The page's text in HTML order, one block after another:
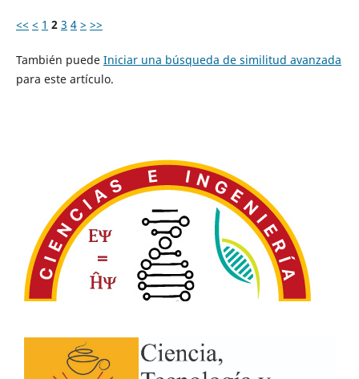
<< < 1 2 3 4 > >>
También puede Iniciar una búsqueda de similitud avanzada
para este artículo.